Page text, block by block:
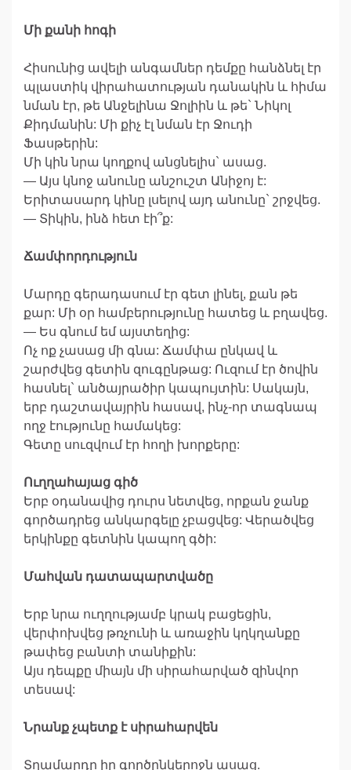
Մի քանի հոգի
Հիսունից ավելի անգամներ դեմքը հանձնել էր
պլաստիկ վիրահատության դանակին և հիմա
նման էր, թե Անջելինա Ջոլիին և թե` Նիկոլ
Քիդմանին: Մի քիչ էլ նման էր Ջուդի
Ֆասթերին:
Մի կին նրա կողքով անցնելիս` ասաց.
— Այս կնոջ անունը անշուշտ Անիջոյ է:
Երիտասարդ կինը լսելով այդ անունը` շրջվեց.
— Տիկին, ինձ հետ էի՞ք:
Ճամփորդություն
Մարդը գերադասում էր գետ լինել, քան թե
քար: Մի օր համբերությունը հատեց և բղավեց.
— Ես գնում եմ այստեղից:
Ոչ ոք չասաց մի գնա: Ճամփա ընկավ և
շարժվեց գետին զուգընթաց: Ուզում էր ծովին
հասնել` անծայրածիր կապույտին: Սակայն,
երբ դաշտավայրին հասավ, ինչ-որ տագնապ
ողջ էությունը համակեց:
Գետը սուզվում էր հողի խորքերը:
Ուղղահայաց գիծ
Երբ օդանավից դուրս նետվեց, որքան ջանք
գործադրեց անկարգելը չբացվեց: Վերածվեց
երկինքը գետնին կապող գծի:
Մահվան դատապարտվածը
Երբ նրա ուղղությամբ կրակ բացեցին,
վերփոխվեց թռչունի և առաջին կղկղանքը
թափեց բանտի տանիքին:
Այս դեպքը միայն մի սիրահարված զինվոր
տեսավ:
Նրանք չպետք է սիրահարվեն
Տղամարդը իր գործընկերոջն ասաց.